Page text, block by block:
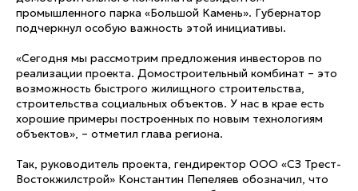
промышленного парка «Большой Камень». Губернатор
подчеркнул особую важность этой инициативы.
«Сегодня мы рассмотрим предложения инвесторов по
реализации проекта. Домостроительный комбинат – это
возможность быстрого жилищного строительства,
строительства социальных объектов. У нас в крае есть
хорошие примеры построенных по новым технологиям
объектов», – отметил глава региона.
Так, руководитель проекта, гендиректор ООО «СЗ Трест-
Востокжилстрой» Константин Пепеляев обозначил, что